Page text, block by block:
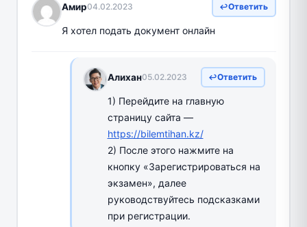
Амир04.02.2023 Ответить
Я хотел подать документ онлайн
Алихан05.02.2023 Ответить
1) Перейдите на главную
страницу сайта —
https://bilemtihan.kz/
2) После этого нажмите на
кнопку «Зарегистрироваться на
экзамен», далее
руководствуйтесь подсказками
при регистрации.